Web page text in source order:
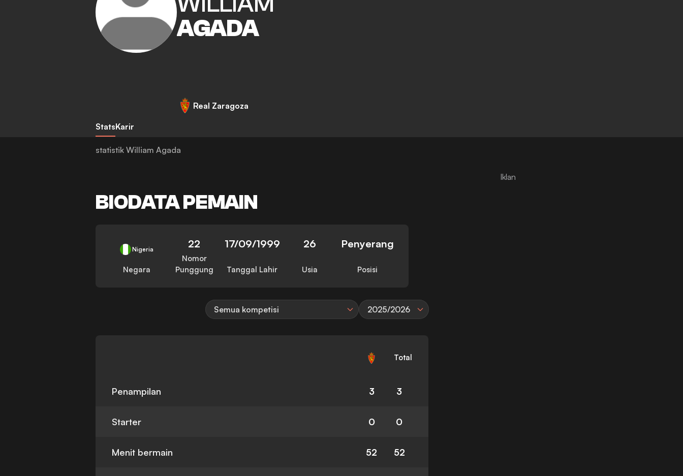
AGADA
Real Zaragoza
StatsKarir
statistik William Agada
BIODATA PEMAIN
Nigeria
Negara
22
Nomor
Punggung
17/09/1999
Tanggal Lahir
26
Usia
Penyerang
Posisi
Semua kompetisi 2025/2026
Total
Penampilan 3 3
Starter 0 0
Menit bermain 52 52